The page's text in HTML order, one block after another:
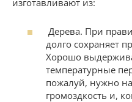
изготавливают из:
Дерева. При
долго сохраняет
Хорошо
температурные
пожалуй, нужно
громоздкость и,